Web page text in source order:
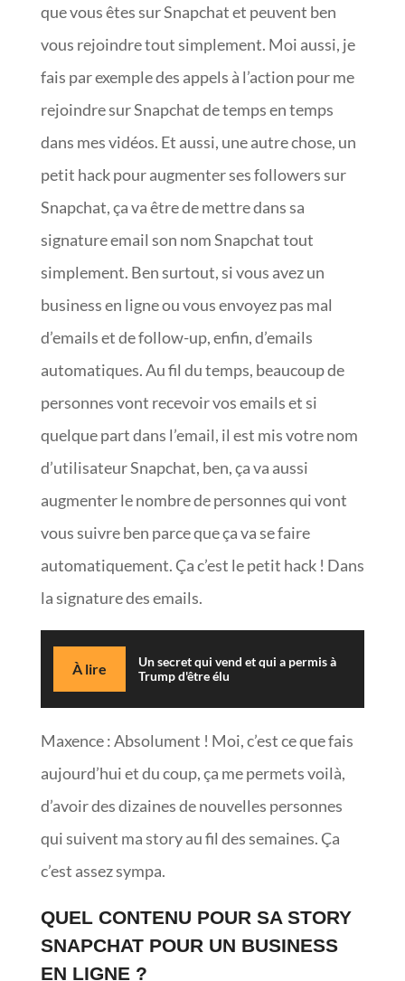
que vous êtes sur Snapchat et peuvent ben
vous rejoindre tout simplement. Moi aussi, je
fais par exemple des appels à l’action pour me
rejoindre sur Snapchat de temps en temps
dans mes vidéos. Et aussi, une autre chose, un
petit hack pour augmenter ses followers sur
Snapchat, ça va être de mettre dans sa
signature email son nom Snapchat tout
simplement. Ben surtout, si vous avez un
business en ligne ou vous envoyez pas mal
d’emails et de follow-up, enfin, d’emails
automatiques. Au fil du temps, beaucoup de
personnes vont recevoir vos emails et si
quelque part dans l’email, il est mis votre nom
d’utilisateur Snapchat, ben, ça va aussi
augmenter le nombre de personnes qui vont
vous suivre ben parce que ça va se faire
automatiquement. Ça c’est le petit hack ! Dans
la signature des emails.
À lire
Un secret qui vend et qui a permis à
Trump d'être élu
Maxence : Absolument ! Moi, c’est ce que fais
aujourd’hui et du coup, ça me permets voilà,
d’avoir des dizaines de nouvelles personnes
qui suivent ma story au fil des semaines. Ça
c’est assez sympa.
QUEL CONTENU POUR SA STORY
SNAPCHAT POUR UN BUSINESS
EN LIGNE ?